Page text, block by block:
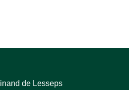
de Lesseps